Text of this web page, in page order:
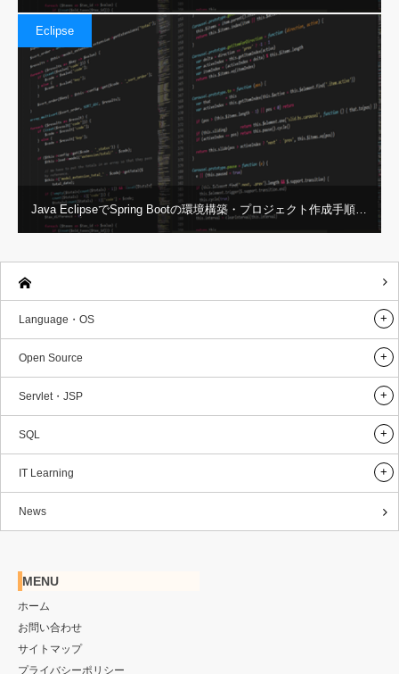
Eclipse
Java EclipseでSpring Bootの環境構築・プロジェクト作成手順…
Language・OS
Open Source
Servlet・JSP
SQL
IT Learning
News
MENU
ホーム
お問い合わせ
サイトマップ
プライバシーポリシー